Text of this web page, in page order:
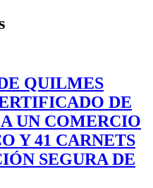
QUILMES
DE
UN COMERCIO
Y 41 CARNETS
SEGURA DE